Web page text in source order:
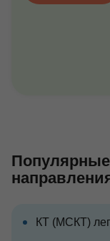
Популярные
КТ (МСКТ)